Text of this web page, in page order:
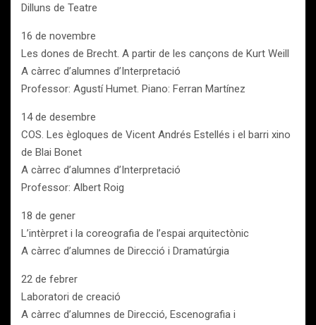
Dilluns de Teatre
16 de novembre
Les dones de Brecht. A partir de les cançons de Kurt Weill
A càrrec d’alumnes d’Interpretació
Professor: Agustí Humet. Piano: Ferran Martínez
14 de desembre
COS. Les ègloques de Vicent Andrés Estellés i el barri xino
de Blai Bonet
A càrrec d’alumnes d’Interpretació
Professor: Albert Roig
18 de gener
L’intèrpret i la coreografia de l’espai arquitectònic
A càrrec d’alumnes de Direcció i Dramatúrgia
22 de febrer
Laboratori de creació
A càrrec d’alumnes de Direcció, Escenografia i